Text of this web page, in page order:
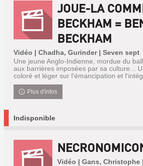
JOUE-LA
BECKHAM =
BECKHAM
Vidéo | Chadha, Gurinder | Seven sept
Une jeune Anglo-Indienne, mordue du
aux barrières imposées par sa culture...
coloré et léger sur l'émancipation et
Plus d'infos
Indisponible
Vidéo | Gans, Christophe